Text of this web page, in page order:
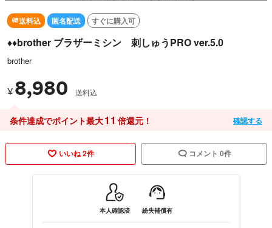
送料込 匿名配送 すぐに購入可
♦️♦️brother ブラザーミシン 刺しゅうPRO ver.5.0
brother
¥ 8,980 送料込
条件達成でポイント最大11 倍還元！ 確認する
いいね 2件 コメント 0件
本人確認済 紛失補償有